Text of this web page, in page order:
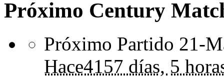
Próximo Century
Próximo Partido 21-
Hace4157 días, 5